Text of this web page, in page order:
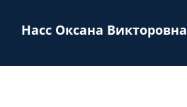
Преподавателям
Насс Оксана Викторовна